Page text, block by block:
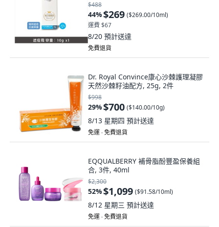
$488
44%$269 ($269.00/10ml)
運費 $67
8/20 預計送達
免費退貨
Dr. Royal Convince康心沙棘護理凝膠
天然沙棘籽油配方, 25g, 2件
$998
29%$700 ($140.00/10g)
8/13 星期四 預計送達
免運 ∙ 免費退貨
EQQUALBERRY 補骨脂酚豐盈保養組
合, 3件, 40ml
$2,300
52%$1,099 ($91.58/10ml)
8/12 星期三 預計送達
免運 ∙ 免費退貨